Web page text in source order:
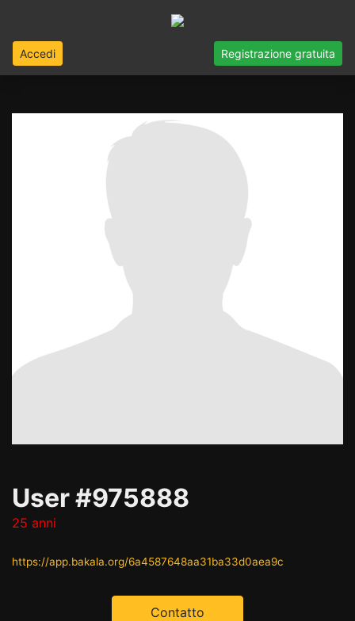
Accedi Registrazione gratuita
User #975888
25 anni
https://app.bakala.org/6a4587648aa31ba33d0aea9c
Contatto